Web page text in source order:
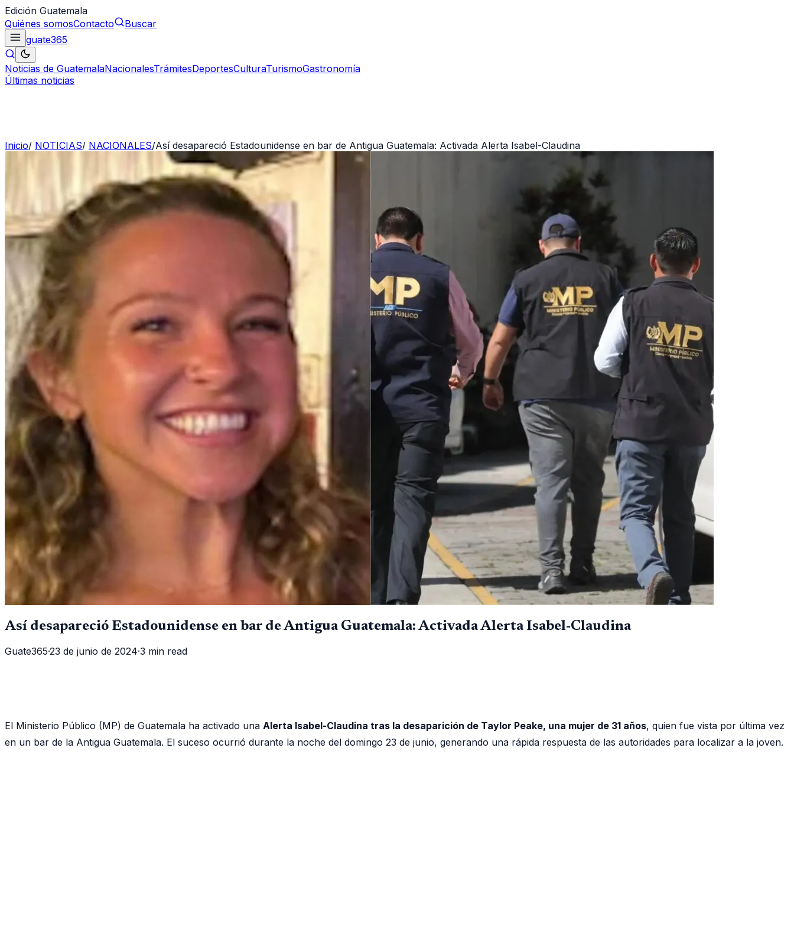
Edición Guatemala
Quiénes somosContacto
Buscar
guate365
Noticias de GuatemalaNacionalesTrámitesDeportesCulturaTurismoGastronomía
Últimas noticias
Inicio/ NOTICIAS/ NACIONALES/Así desapareció Estadounidense en bar de Antigua Guatemala: Activada Alerta Isabel-Claudina
Así desapareció Estadounidense en bar de Antigua Guatemala: Activada Alerta Isabel-Claudina
Guate365·23 de junio de 2024·3 min read
El Ministerio Público (MP) de Guatemala ha activado una Alerta Isabel-Claudina tras la desaparición de Taylor Peake, una mujer de 31 años, quien fue vista por última vez
en un bar de la Antigua Guatemala. El suceso ocurrió durante la noche del domingo 23 de junio, generando una rápida respuesta de las autoridades para localizar a la joven.